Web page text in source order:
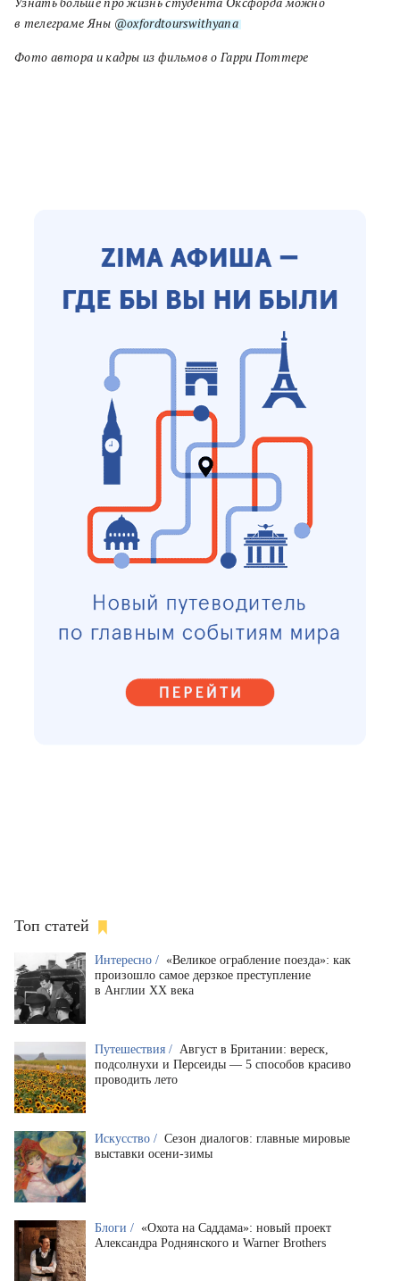
в телеграме Яны @oxfordtourswithyana
Фото автора и кадры из фильмов о Гарри Поттере
Топ статей
Интересно / «Великое ограбление поезда»: как
произошло самое дерзкое преступление
в Англии XX века
Путешествия / Август в Британии: вереск,
подсолнухи и Персеиды — 5 способов красиво
проводить лето
Искусство / Сезон диалогов: главные мировые
выставки осени-зимы
Блоги / «Охота на Саддама»: новый проект
Александра Роднянского и Warner Brothers